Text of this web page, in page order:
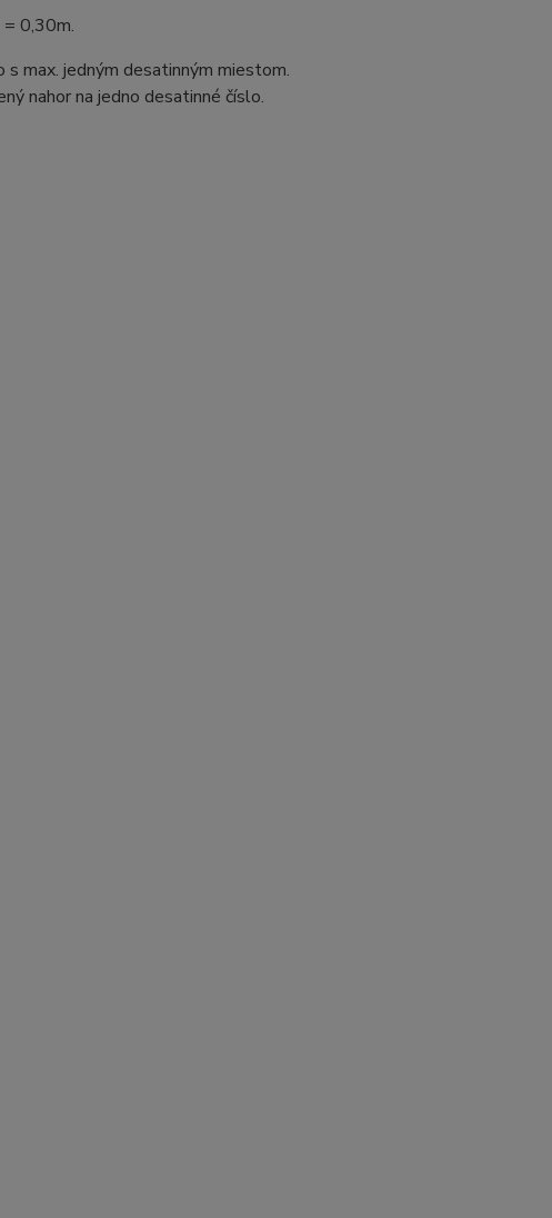
0,30m.
max. jedným desatinným miestom.
nahor na jedno desatinné číslo.